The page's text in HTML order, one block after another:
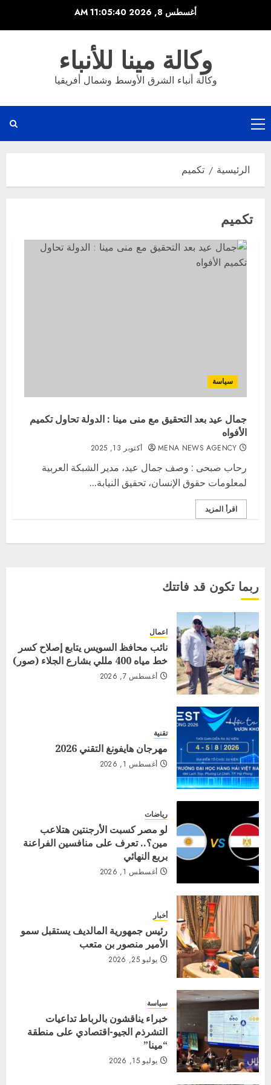
أغسطس 8, 2026 11:05:40 AM
وكالة مينا للأنباء
وكالة أنباء الشرق الأوسط وشمال أفريقيا
القائمة
الرئيسية
الرئيسية تكميم
تكميم
سياسة
جمال عيد بعد التحقيق مع منى مينا : الدولة تحاول تكميم
الأفواه
MENA NEWS AGENCY أكتوبر 13, 2025
رحاب صبحى : وصف جمال عيد، مدير الشبكة العربية
لمعلومات حقوق الإنسان، تحقيق النيابة...
اقرأ المزيد
ربما تكون قد فاتتك
اعمال
نائب محافظ السويس يتابع إصلاح كسر
خط مياه 400 مللي بشارع الجلاء (صور)
أغسطس 7, 2026
تقنية
مهرجان هايفونغ التقني 2026
أغسطس 1, 2026
رياضات
لو مصر كسبت الأرجنتين هتلاعب
مين؟.. تعرف على منافسين الفراعنة
بربع النهائي
أغسطس 1, 2026
أخبار
رئيس جمهورية المالديف يستقبل سمو
الأمير منصور بن متعب
يوليو 25, 2026
سياسة
خبراء يناقشون بالرباط تداعيات
التشرذم الجيو-اقتصادي على منطقة
“مينا”
يوليو 15, 2026